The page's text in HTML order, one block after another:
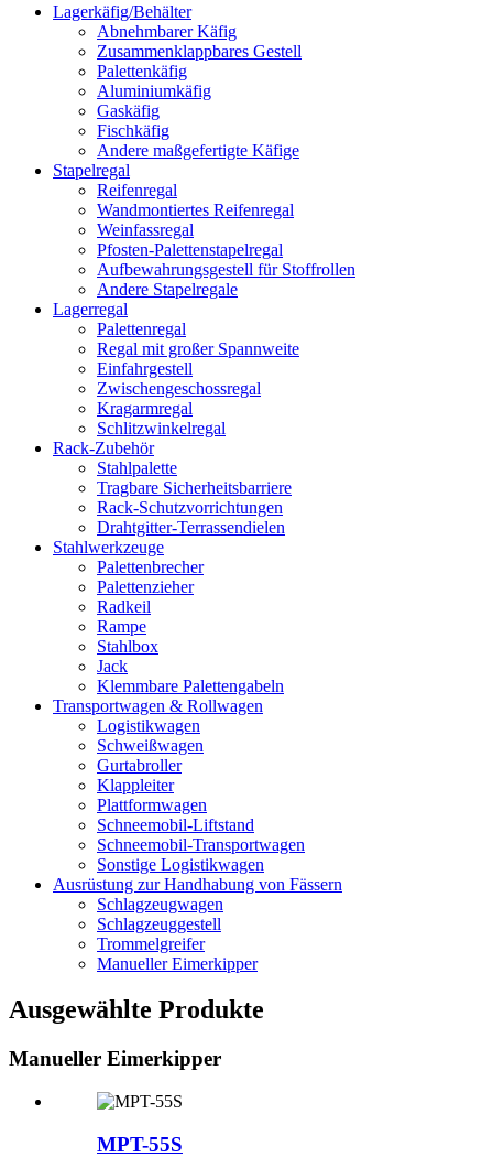
Lagerkäfig/Behälter
Abnehmbarer Käfig
Zusammenklappbares Gestell
Palettenkäfig
Aluminiumkäfig
Gaskäfig
Fischkäfig
Andere maßgefertigte Käfige
Stapelregal
Reifenregal
Wandmontiertes Reifenregal
Weinfassregal
Pfosten-Palettenstapelregal
Aufbewahrungsgestell für Stoffrollen
Andere Stapelregale
Lagerregal
Palettenregal
Regal mit großer Spannweite
Einfahrgestell
Zwischengeschossregal
Kragarmregal
Schlitzwinkelregal
Rack-Zubehör
Stahlpalette
Tragbare Sicherheitsbarriere
Rack-Schutzvorrichtungen
Drahtgitter-Terrassendielen
Stahlwerkzeuge
Palettenbrecher
Palettenzieher
Radkeil
Rampe
Stahlbox
Jack
Klemmbare Palettengabeln
Transportwagen & Rollwagen
Logistikwagen
Schweißwagen
Gurtabroller
Klappleiter
Plattformwagen
Schneemobil-Liftstand
Schneemobil-Transportwagen
Sonstige Logistikwagen
Ausrüstung zur Handhabung von Fässern
Schlagzeugwagen
Schlagzeuggestell
Trommelgreifer
Manueller Eimerkipper
Ausgewählte Produkte
Manueller Eimerkipper
MPT-55S